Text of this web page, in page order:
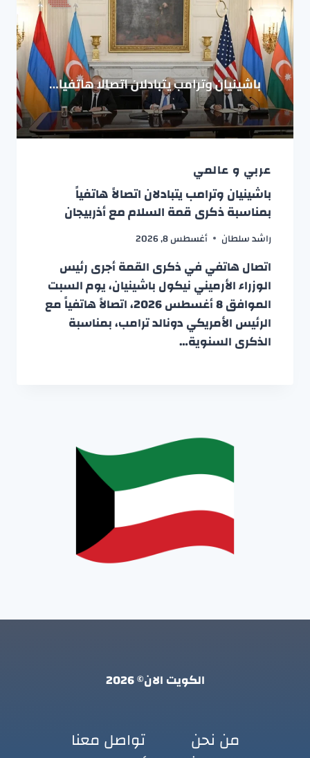
عربي و عالمي
باشينيان وترامب يتبادلان اتصالاً هاتفياً
بمناسبة ذكرى قمة السلام مع أذربيجان
راشد سلطان أغسطس 8, 2026
اتصال هاتفي في ذكرى القمة أجرى رئيس
الوزراء الأرميني نيكول باشينيان، يوم السبت
الموافق 8 أغسطس 2026، اتصالاً هاتفياً مع
الرئيس الأمريكي دونالد ترامب، بمناسبة
الذكرى السنوية…
الكويت الان© 2026
من نحن
تواصل معنا